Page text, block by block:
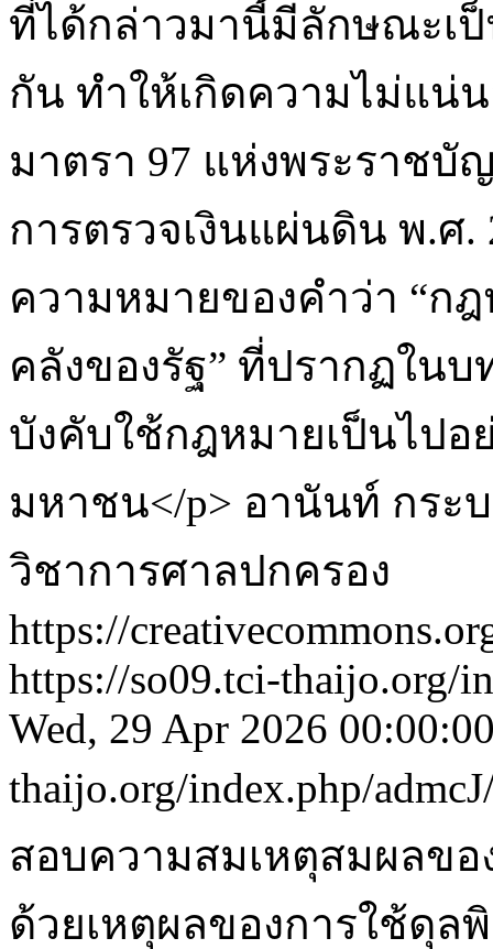
ที่ได้กล่าวมานี้มีลักษณะเป็
กัน ทำให้เกิดความไม่แน่
มาตรา 97 แห่งพระราช
การตรวจเงินแผ่นดิน พ.ศ
ความหมายของคำว่า “ก
คลังของรัฐ” ที่ปรากฏใน
บังคับใช้กฎหมายเป็นไป
มหาชน</p> อานันท์ กระ
วิชาการศาลปกครอง
https://
https://so09.tci-thaijo.org/
Wed, 29 Apr 2026
thaijo.org/index.php/
สอบความสมเหตุสมผลข
ด้วยเหตุผลของการใช้ดุล